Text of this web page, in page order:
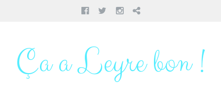
Facebook
TwitterInstagram
Pinterest
contenuÇa a Leyre bon !